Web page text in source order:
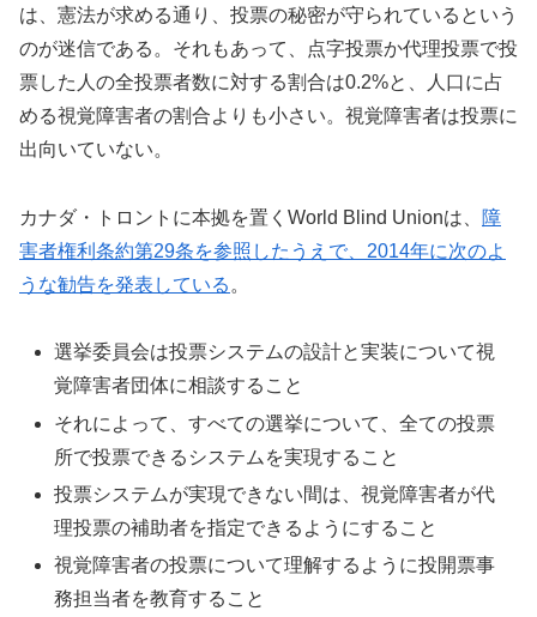
は、憲法が求める通り、投票の秘密が守られているという
のが迷信である。それもあって、点字投票か代理投票で投
票した人の全投票者数に対する割合は0.2%と、人口に占
める視覚障害者の割合よりも小さい。視覚障害者は投票に
出向いていない。
カナダ・トロントに本拠を置くWorld Blind Unionは、 障
害者権利条約第29条を参照したうえで、2014年に次のよ
うな勧告を発表している 。
選挙委員会は投票システムの設計と実装について視
覚障害者団体に相談すること
それによって、すべての選挙について、全ての投票
所で投票できるシステムを実現すること
投票システムが実現できない間は、視覚障害者が代
理投票の補助者を指定できるようにすること
視覚障害者の投票について理解するように投開票事
務担当者を教育すること